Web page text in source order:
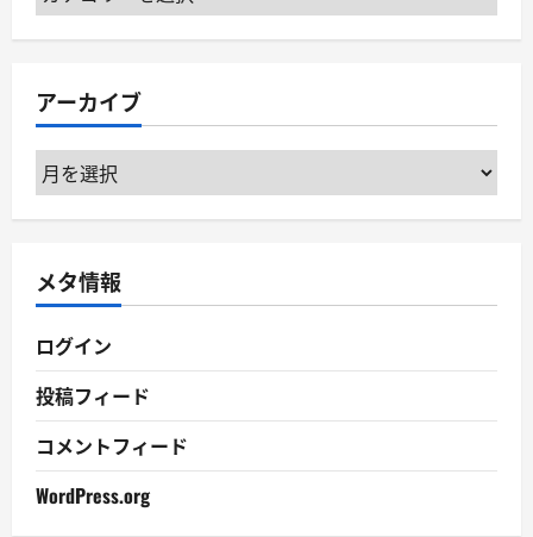
テ
ー
アーカイブ
ア
ー
ブ
メタ情報
ログイン
投稿フィード
コメントフィード
WordPress.org